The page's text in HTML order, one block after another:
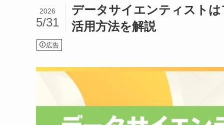
データサイエンティスト
活用方法を解説
2026
5/31
広告